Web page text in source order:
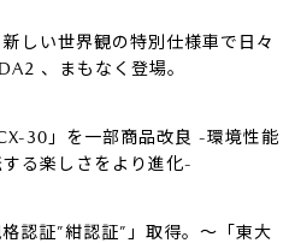
しい世界観の特別仕様車で日々
、まもなく登場。
30」を一部商品改良 -環境性能
る楽しさをより進化-
認証”紺認証”」取得。～「東大